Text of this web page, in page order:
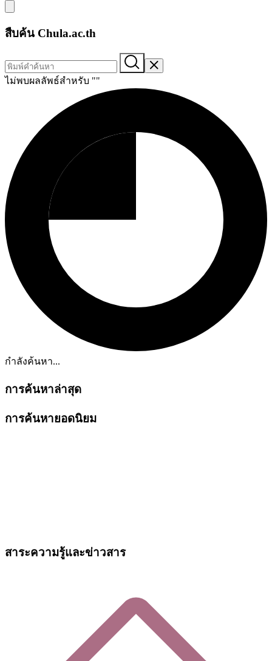
สืบค้น Chula.ac.th
ไม่พบผลลัพธ์สำหรับ ""
กำลังค้นหา...
การค้นหาล่าสุด
การค้นหายอดนิยม
สาระความรู้และข่าวสาร